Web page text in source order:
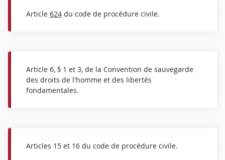
Article 624 du code de procédure civile.
Article 6, § 1 et 3, de la Convention de sauvegarde
des droits de l'homme et des libertés
fondamentales.
Articles 15 et 16 du code de procédure civile.